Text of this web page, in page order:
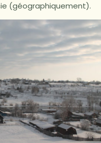
(géographiquement).